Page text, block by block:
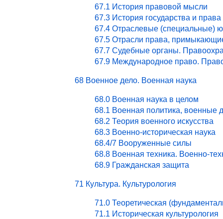
67.1 История правовой мысли
67.3 История государства и права
67.4 Отраслевые (специальные)
67.5 Отрасли права,
67.7 Судебные органы.
67.9 Международное право.
68 Военное дело. Военная наука
68.0 Военная наука в целом
68.1 Военная политика, военные
68.2 Теория военного искусства
68.3 Военно-историческая наука
68.4/7 Вооруженные силы
68.8 Военная техника. Военно-
68.9 Гражданская защита
71 Культура. Культурология
71.0 Теоретическая
71.1 Историческая культурология